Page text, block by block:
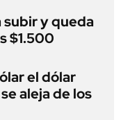
subir y queda
$1.500
el dólar
aleja de los